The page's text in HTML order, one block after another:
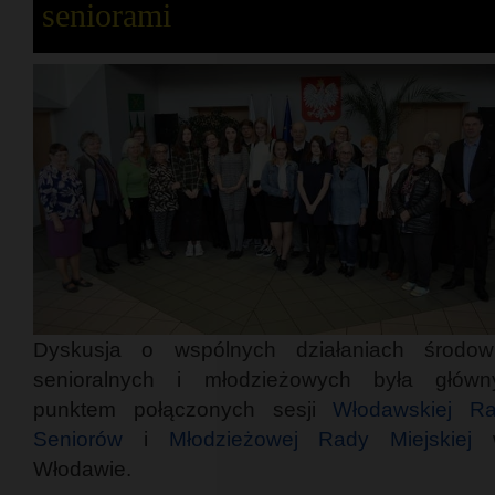
seniorami
Dyskusja o wspólnych działaniach
senioralnych i młodzieżowych była
punktem połączonych sesjiWłodawskiej
Seniorów i Młodzieżowej Rady Miejskiej
Włodawie.